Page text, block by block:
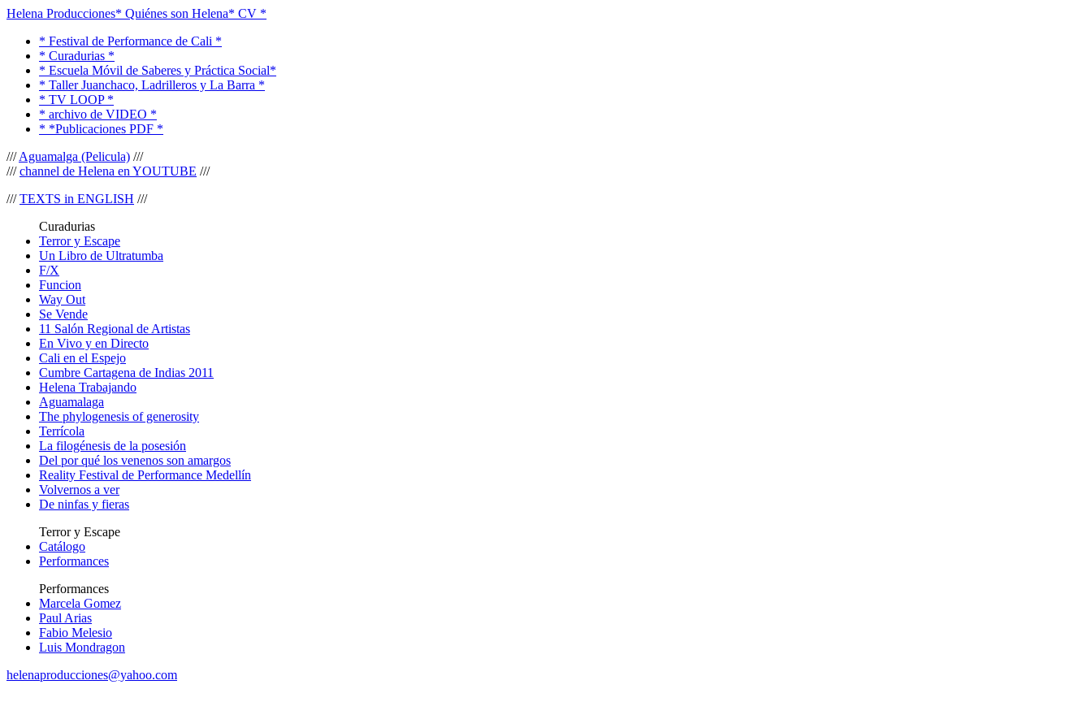
Helena Producciones* Quiénes son Helena* CV *
* Festival de Performance de Cali *
* Curadurias *
* Escuela Móvil de Saberes y Práctica Social*
* Taller Juanchaco, Ladrilleros y La Barra *
* TV LOOP *
* archivo de VIDEO *
* *Publicaciones PDF *
///Aguamalga (Pelicula) ///
///channel de Helena en YOUTUBE ///
///TEXTS in ENGLISH ///
Curadurias
Terror y Escape
Un Libro de Ultratumba
F/X
Funcion
Way Out
Se Vende
11 Salón Regional de Artistas
En Vivo y en Directo
Cali en el Espejo
Cumbre Cartagena de Indias 2011
Helena Trabajando
Aguamalaga
The phylogenesis of generosity
Terrícola
La filogénesis de la posesión
Del por qué los venenos son amargos
Reality Festival de Performance Medellín
Volvernos a ver
De ninfas y fieras
Terror y Escape
Catálogo
Performances
Performances
Marcela Gomez
Paul Arias
Fabio Melesio
Luis Mondragon
helenaproducciones@yahoo.com